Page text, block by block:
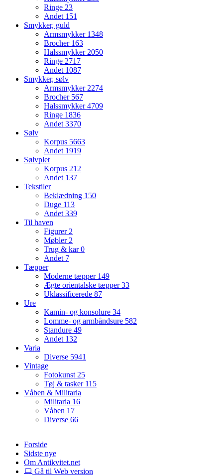
Ringe 23
Andet 151
Smykker, guld
Armsmykker 1348
Brocher 163
Halssmykker 2050
Ringe 2717
Andet 1087
Smykker, sølv
Armsmykker 2274
Brocher 567
Halssmykker4709
Ringe 1836
Andet 3370
Sølv
Korpus 5663
Andet 1919
Sølvplet
Korpus 212
Andet 137
Tekstiler
Beklædning 150
Duge 113
Andet 339
Til haven
Figurer 2
Møbler 2
Trug & kar0
Andet 7
Tæpper
Moderne tæpper 149
Ægte orientalske tæpper33
Uklassificerede 87
Ure
Kamin- og konsolure 34
Lomme- og armbåndsure 582
Standure 49
Andet 132
Varia
Diverse 5941
Vintage
Fotokunst 25
Tøj & tasker 115
Våben & Militaria
Militaria 16
Våben 17
Diverse 66
Forside
Sidste nye
Om Antikvitet.net
Gå til Web version